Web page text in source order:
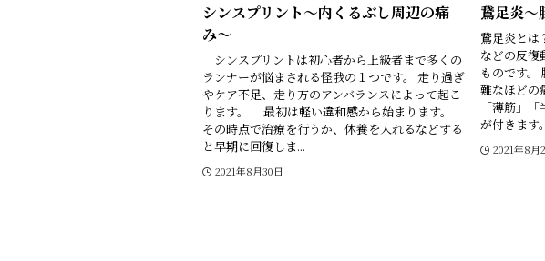
シンスプリント〜内くるぶし周辺の痛
み〜
シンスプリントは初心者から上級者まで多くの
ランナーが悩まされる怪我の１つです。 走り過ぎ
やケア不足、走り方のアンバランスによって起こ
ります。 最初は軽い違和感から始まります。
その時点で治療を行うか、休養を入れるなどする
と早期に回復しま...
2021年8月30日
鵞足炎〜
鵞足炎とは
などの反復
ものです。
難なほどの
「薄筋」
が付きます
2021年8月